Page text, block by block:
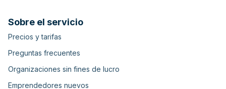
Sobre el servicio
Precios y tarifas
Preguntas frecuentes
Organizaciones sin fines de lucro
Emprendedores nuevos